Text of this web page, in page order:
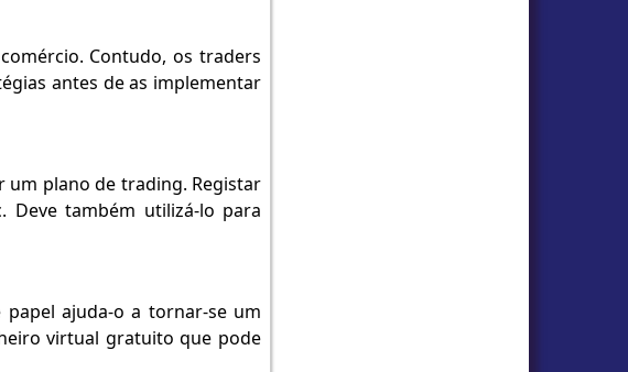
Contudo, os traders
antes de as implementar
plano de trading. Registar
também utilizá-lo para
ajuda-o a tornar-se um
virtual gratuito que pode